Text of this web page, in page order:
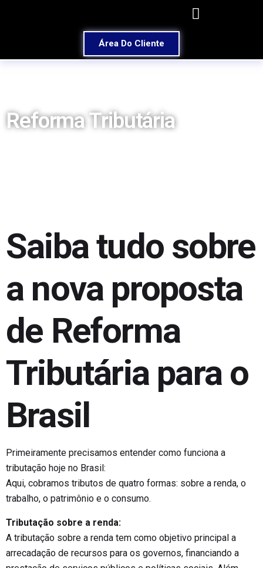
Área Do Cliente
Reforma Tributária
Saiba tudo sobre
a nova proposta
de Reforma
Tributária para o
Brasil
Primeiramente precisamos entender como funciona a
tributação hoje no Brasil:
Aqui, cobramos tributos de quatro formas: sobre a renda, o
trabalho, o patrimônio e o consumo.
Tributação sobre a renda:
A tributação sobre a renda tem como objetivo principal a
arrecadação de recursos para os governos, financiando a